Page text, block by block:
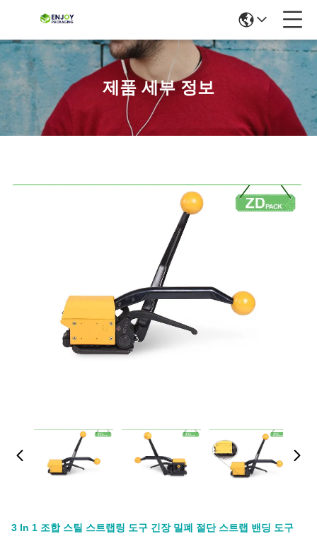
제품 세부 정보
3 In 1 조합 스틸 스트랩링 도구 긴장 밀폐 절단 스트랩 밴딩 도구